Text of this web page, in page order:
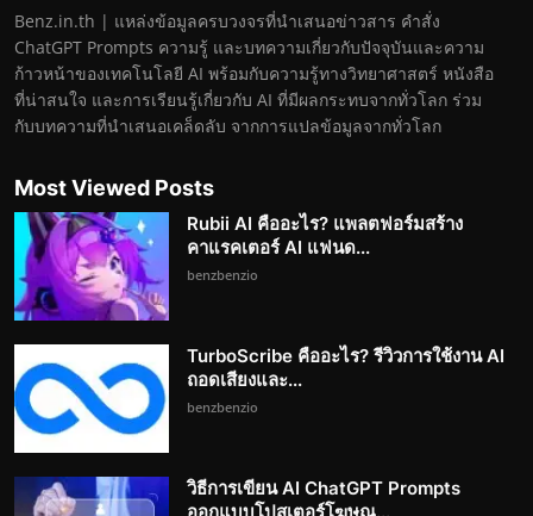
Benz.in.th | แหล่งข้อมูลครบวงจรที่นำเสนอข่าวสาร คำสั่ง
ChatGPT Prompts ความรู้ และบทความเกี่ยวกับปัจจุบันและความ
ก้าวหน้าของเทคโนโลยี AI พร้อมกับความรู้ทางวิทยาศาสตร์ หนังสือ
ที่น่าสนใจ และการเรียนรู้เกี่ยวกับ AI ที่มีผลกระทบจากทั่วโลก ร่วม
กับบทความที่นำเสนอเคล็ดลับ จากการแปลข้อมูลจากทั่วโลก
Most Viewed Posts
Rubii AI คืออะไร? แพลตฟอร์มสร้าง
คาแรคเตอร์ AI แฟนด...
benzbenzio
TurboScribe คืออะไร? รีวิวการใช้งาน AI
ถอดเสียงและ...
benzbenzio
วิธีการเขียน AI ChatGPT Prompts